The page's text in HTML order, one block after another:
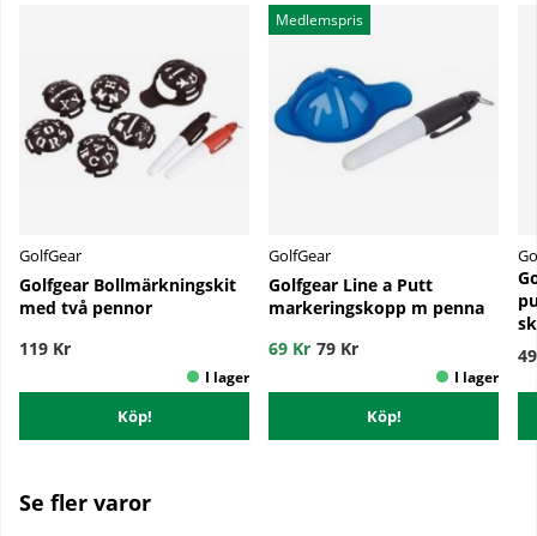
GolfGear
Golfgear Bollmärkningskit
med två pennor
119 Kr
Köp!
Medlemspris
GolfGear
Golfgear Line a Putt
markeringskopp m penna
69 Kr 79 Kr
Köp!
Se fler varor